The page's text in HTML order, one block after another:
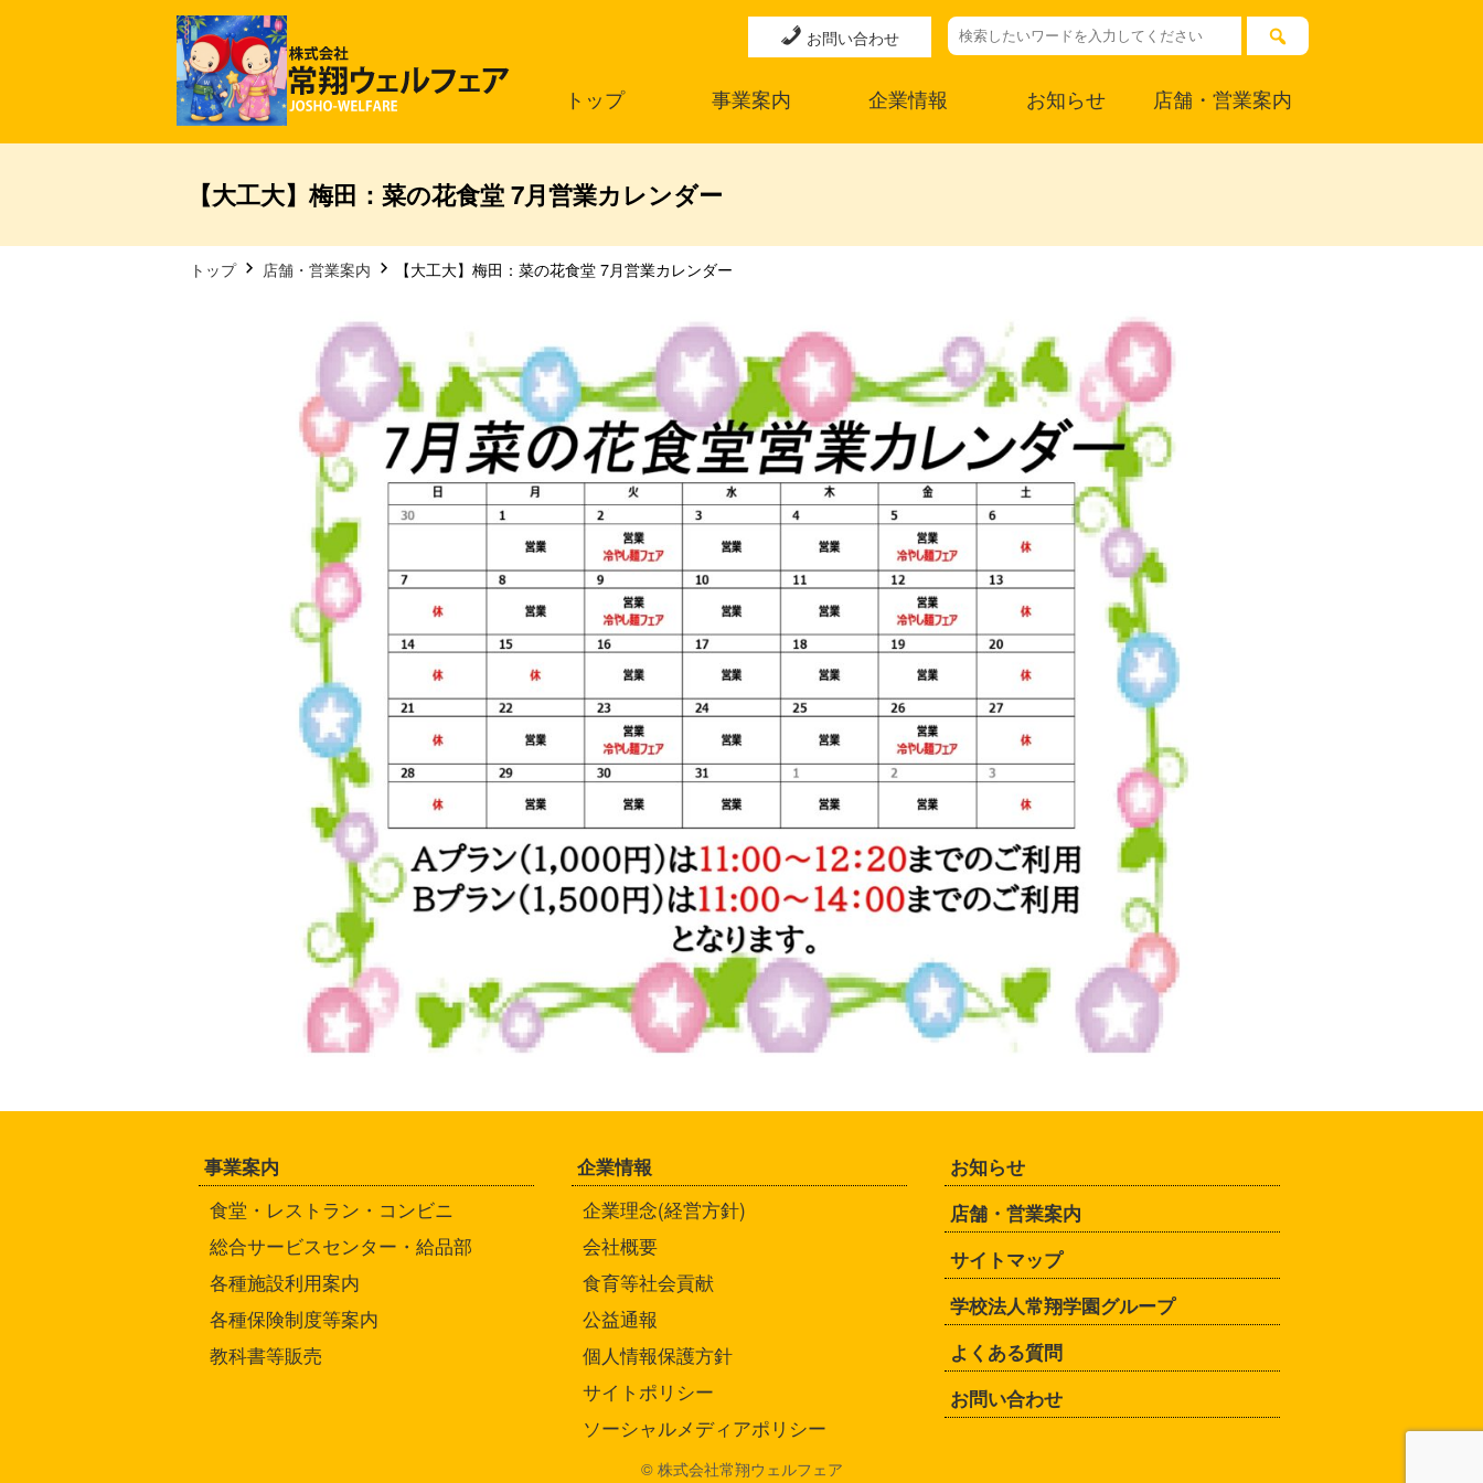
お問い合わせ
トップ 事業案内 企業情報 お知らせ 店舗・営業案内
【大工大】梅田：菜の花食堂 7月営業カレンダー
トップ 店舗・営業案内 【大工大】梅田：菜の花食堂 7月営業カレンダー
事業案内
食堂・レストラン・コンビニ
総合サービスセンター・給品部
各種施設利用案内
各種保険制度等案内
教科書等販売
企業情報
企業理念(経営方針)
会社概要
食育等社会貢献
公益通報
個人情報保護方針
サイトポリシー
ソーシャルメディアポリシー
お知らせ
店舗・営業案内
サイトマップ
学校法人常翔学園グループ
よくある質問
お問い合わせ
© 株式会社常翔ウェルフェア